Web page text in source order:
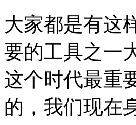
大家都是有这
要的工具之一
这个时代最重
的，我们现在